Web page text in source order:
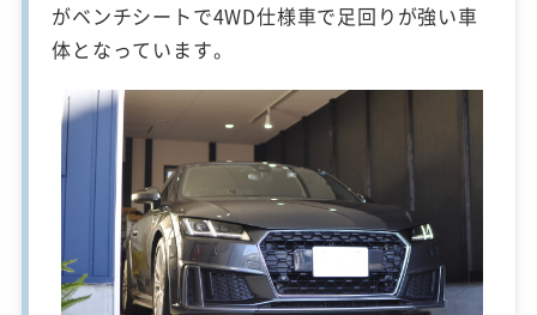
がベンチシートで4WD仕様車で足回りが強い車
体となっています。